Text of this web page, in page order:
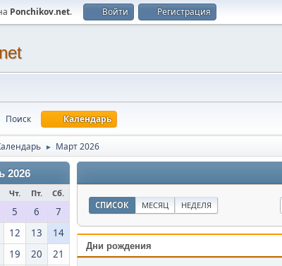
Ponchikov.net. Войти Регистрация
Поиск Календарь
► Март 2026
2026
Чт. Пт. Сб.
5 6
7
12 13
14
19 20
21
СПИСОК МЕСЯЦ НЕДЕЛЯ
Дни рождения